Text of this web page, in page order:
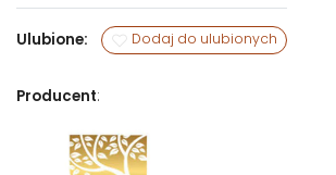
Ulubione: Dodaj do ulubionych
Producent: